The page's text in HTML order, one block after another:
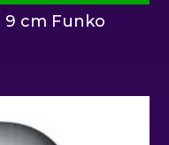
9 cm Funko